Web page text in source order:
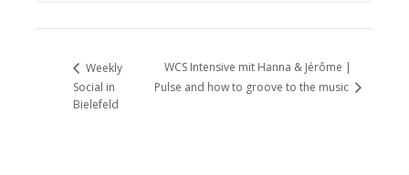
Weekly
Social in
Bielefeld
WCS Intensive mit Hanna & Jérôme |
Pulse and how to groove to the music